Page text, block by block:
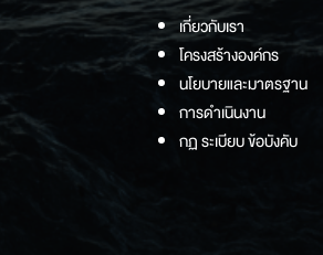
เกี่ยวกับเรา
โครงสร้างองค์กร
นโยบายและมาตรฐาน
การดำเนินงาน
กฏ ระเบียบ ข้อบังคับ